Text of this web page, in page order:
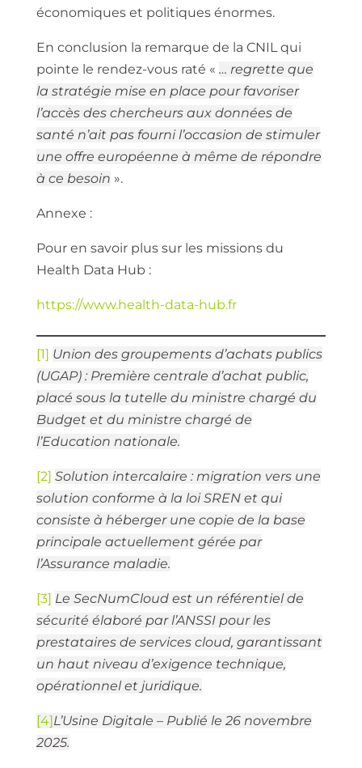
économiques et politiques énormes.
En conclusion la remarque de la CNIL qui
pointe le rendez-vous raté « … regrette que
la stratégie mise en place pour favoriser
l’accès des chercheurs aux données de
santé n’ait pas fourni l’occasion de stimuler
une offre européenne à même de répondre
à ce besoin ».
Annexe :
Pour en savoir plus sur les missions du
Health Data Hub :
https://www.health-data-hub.fr
[1] Union des groupements d’achats publics
(UGAP) : Première centrale d’achat public,
placé sous la tutelle du ministre chargé du
Budget et du ministre chargé de
l’Education nationale.
[2] Solution intercalaire : migration vers une
solution conforme à la loi SREN et qui
consiste à héberger une copie de la base
principale actuellement gérée par
l’Assurance maladie.
[3] Le SecNumCloud est un référentiel de
sécurité élaboré par l’ANSSI pour les
prestataires de services cloud, garantissant
un haut niveau d’exigence technique,
opérationnel et juridique.
[4] L’Usine Digitale – Publié le 26 novembre
2025.